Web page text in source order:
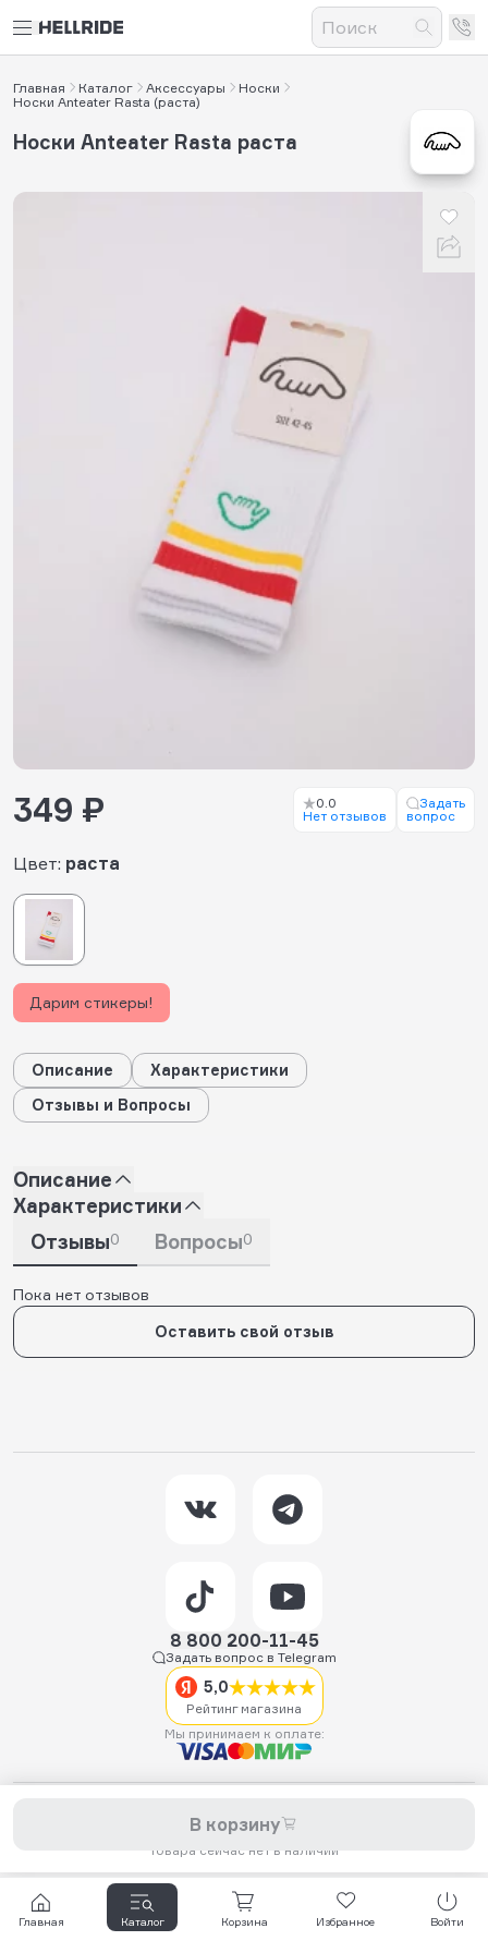
Главная Каталог Аксессуары
Носки
Носки Anteater Rasta (раста)
Носки Anteater Rasta раста
Цвет: раста
349 ₽
0.0
Нет отзывов
Задать
вопрос
В корзину
Товара сейчас нет в наличии
Дарим стикеры!
Описание
Характеристики
Отзывы и Вопросы
Описание
Характеристики
Отзывы0 Вопросы0
Пока нет отзывов
Оставить свой отзыв
8 800 200-11-45
Задать вопрос в Telegram
5,0
Рейтинг магазина
Мы принимаем к оплате:
самокатов, запчастей для самокатов, аксессуаров, экипировки,
одежды и обуви.
Главная Каталог Корзина Избранное Войти